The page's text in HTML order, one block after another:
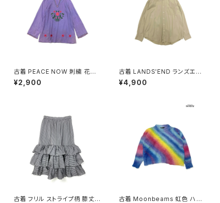
古着 PEACE NOW 刺繍 花柄
コットン 長袖 ブラウス 紫 (ttu2
501035)
¥2,900
古着 LANDS'END ランズエン
ド 前開き 無地 コットン100％
長袖 シャツ ベージュ (ttu2509
¥4,900
古着 フリル ストライプ柄 膝丈
古着 Moonbeams 虹色 ハイ